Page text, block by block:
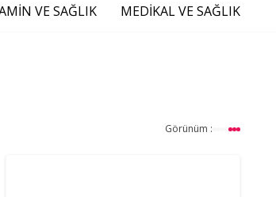
VE SAĞLIK MEDIKAL VE SAĞLIK
Görünüm :